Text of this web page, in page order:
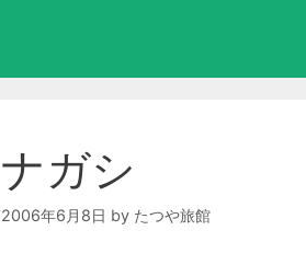
ナガシ
2006年6月8日 by たつや旅館